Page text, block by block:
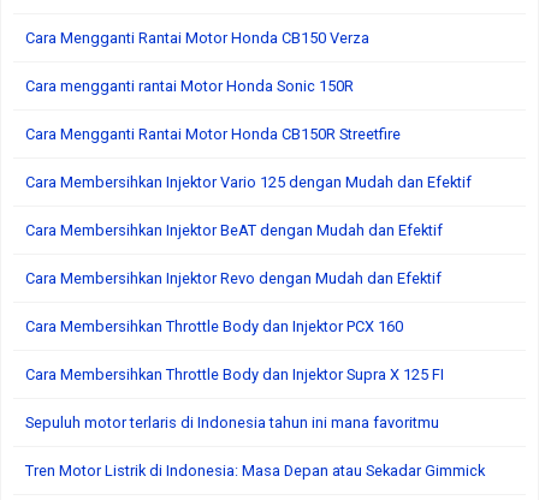
Cara Mengganti Rantai Motor Honda CB150 Verza
Cara mengganti rantai Motor Honda Sonic 150R
Cara Mengganti Rantai Motor Honda CB150R Streetfire
Cara Membersihkan Injektor Vario 125 dengan Mudah dan Efektif
Cara Membersihkan Injektor BeAT dengan Mudah dan Efektif
Cara Membersihkan Injektor Revo dengan Mudah dan Efektif
Cara Membersihkan Throttle Body dan Injektor PCX 160
Cara Membersihkan Throttle Body dan Injektor Supra X 125 FI
Sepuluh motor terlaris di Indonesia tahun ini mana favoritmu
Tren Motor Listrik di Indonesia: Masa Depan atau Sekadar Gimmick